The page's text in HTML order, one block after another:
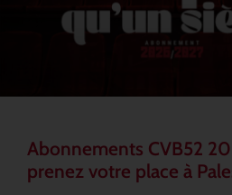
Abonnements CVB52
prenez votre place à